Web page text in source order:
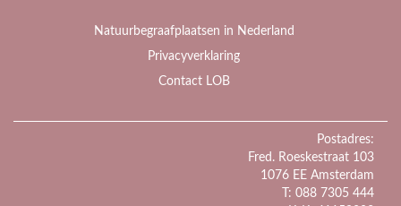
Natuurbegraafplaatsen in Nederland
Privacyverklaring
Contact LOB
Postadres:
Fred. Roeskestraat 103
1076 EE Amsterdam
T: 088 7305 444